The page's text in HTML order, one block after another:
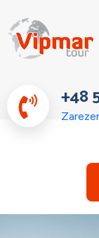
+48